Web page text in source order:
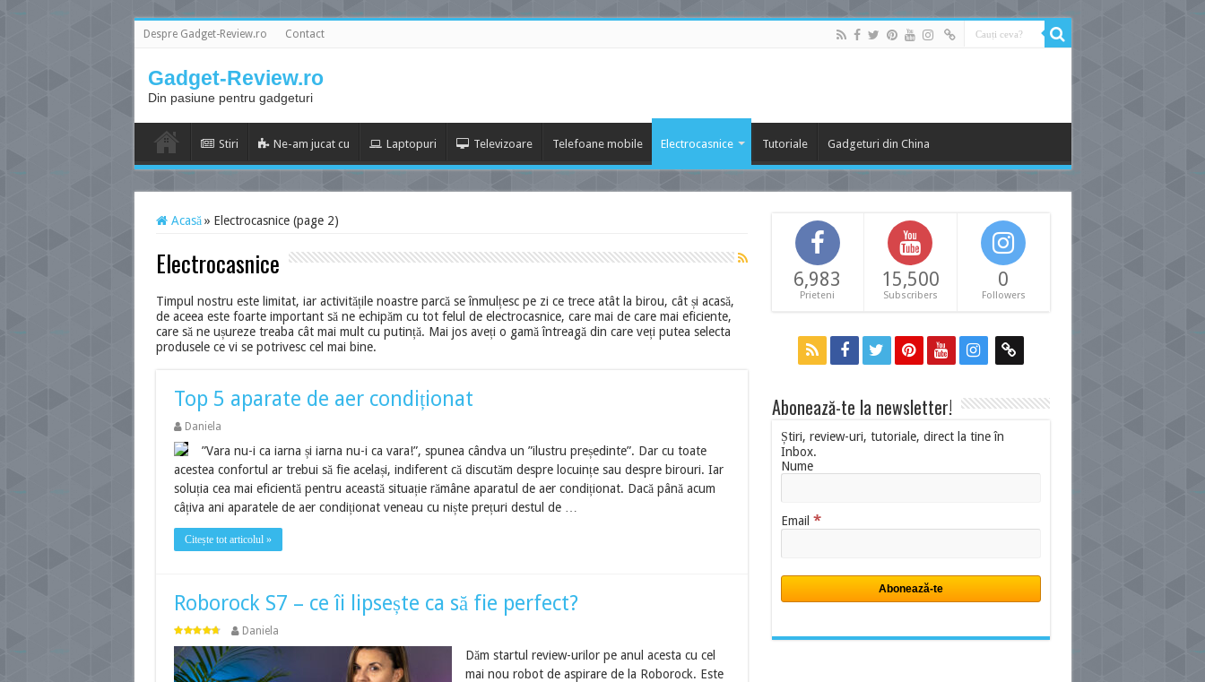
Despre Gadget-Review.ro Contact
Gadget-Review.ro
Din pasiune pentru gadgeturi
Stiri Ne-am jucat cu Laptopuri Televizoare Telefoane mobile Electrocasnice Tutoriale Gadgeturi din China
Acasă » Electrocasnice (page 2)
Electrocasnice
Timpul nostru este limitat, iar activitățile noastre parcă se înmulțesc pe zi ce trece atât la birou, cât și acasă,
de aceea este foarte important să ne echipăm cu tot felul de electrocasnice, care mai de care mai eficiente,
care să ne ușureze treaba cât mai mult cu putință. Mai jos aveți o gamă întreagă din care veți putea selecta
produsele ce vi se potrivesc cel mai bine.
Top 5 aparate de aer condiționat
Daniela
”Vara nu-i ca iarna și iarna nu-i ca vara!”, spunea cândva un ”ilustru președinte”. Dar cu toate
acestea confortul ar trebui să fie același, indiferent că discutăm despre locuințe sau despre birouri. Iar
soluția cea mai eficientă pentru această situație rămâne aparatul de aer condiționat. Dacă până acum
câțiva ani aparatele de aer condiționat veneau cu niște prețuri destul de …
Citește tot articolul »
Roborock S7 – ce îi lipsește ca să fie perfect?
Daniela
Dăm startul review-urilor pe anul acesta cu cel
mai nou robot de aspirare de la Roborock. Este
6,983
Prieteni
15,500
Subscribers
0
Followers
Abonează-te la newsletter!
Știri, review-uri, tutoriale, direct la tine în
Inbox.
Nume
Email *